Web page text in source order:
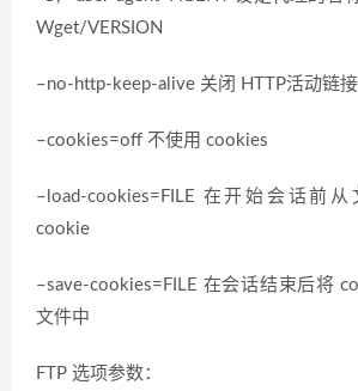
Wget/VERSION
–no-http-keep-alive 关闭 HTTP活动链
–cookies=off 不使用 cookies
–load-cookies=FILE 在开始会话前
cookie
–save-cookies=FILE 在会话结束后将
文件中
FTP 选项参数：